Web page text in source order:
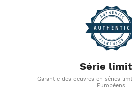
Série
Garantie des oeuvres en séries
Européens.